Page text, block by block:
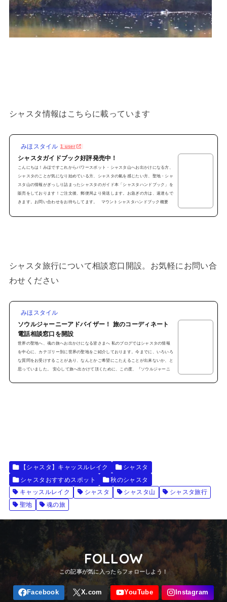
シャスタ情報はこちらに載っています
みほスタイル 1 user
シャスタガイドブック好評発売中！
こんにちは！みほですこれからパワースポット・シャスタ山へお出かけになる方、
シャスタのことが気になり始めている方、シャスタの氣を感じたい方、聖地・シャ
スタ山の情報がぎっしり詰まったシャスタのガイド本「シャスタハンドブック」を
販売をしております！ご注文後、郵便局より発送します。お急ぎの方は、速達もで
きます。お問い合わせをお待ちしてます。 マウントシャスタハンドブック概要
シャスタ旅行について相談窓口開設。お気軽にお問い合
わせください
みほスタイル
ソウルジャーニーアドバイザー！ 旅のコーディネート
電話相談窓口を開設
世界の聖地へ、魂の旅へお出かけになる皆さまへ 私のブログではシャスタの情報
を中心に、カテゴリー別に世界の聖地をご紹介しております。今までに、いろいろ
な質問をお受けすることがあり、なんとかご希望にこたえることが出来ないか、と
思っていました。 安心して旅へ出かけて頂くために、この度、『ソウルジャーニ
【シャスタ】キャッスルレイク
シャスタ
シャスタおすすめスポット
秋のシャスタ
キャッスルレイク
シャスタ シャスタ山
シャスタ旅行
聖地
魂の旅
FOLLOW